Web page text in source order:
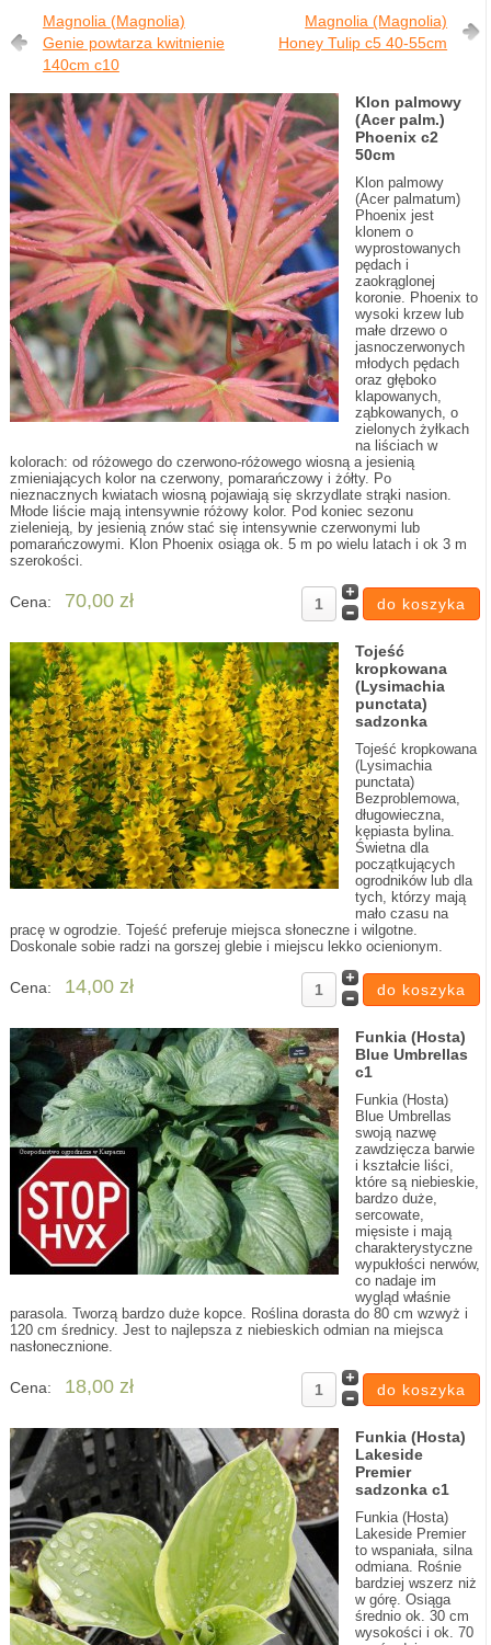
Magnolia (Magnolia)
Genie powtarza kwitnienie
140cm c10
Magnolia (Magnolia)
Honey Tulip c5 40-55cm
Klon palmowy
(Acer palm.)
Phoenix c2
50cm
Klon palmowy
(Acer palmatum)
Phoenix jest
klonem o
wyprostowanych
pędach i
zaokrąglonej
koronie. Phoenix to
wysoki krzew lub
małe drzewo o
jasnoczerwonych
młodych pędach
oraz głęboko
klapowanych,
ząbkowanych, o
zielonych żyłkach
na liściach w
kolorach: od różowego do czerwono-różowego wiosną a jesienią
zmieniających kolor na czerwony, pomarańczowy i żółty. Po
nieznacznych kwiatach wiosną pojawiają się skrzydlate strąki nasion.
Młode liście mają intensywnie różowy kolor. Pod koniec sezonu
zielenieją, by jesienią znów stać się intensywnie czerwonymi lub
pomarańczowymi. Klon Phoenix osiąga ok. 5 m po wielu latach i ok 3 m
szerokości.
Cena: 70,00 zł
Tojeść
kropkowana
(Lysimachia
punctata)
sadzonka
Tojeść kropkowana
(Lysimachia
punctata)
Bezproblemowa,
długowieczna,
kępiasta bylina.
Świetna dla
początkujących
ogrodników lub dla
tych, którzy mają
mało czasu na
pracę w ogrodzie. Tojeść preferuje miejsca słoneczne i wilgotne.
Doskonale sobie radzi na gorszej glebie i miejscu lekko ocienionym.
Cena: 14,00 zł
Funkia (Hosta)
Blue Umbrellas
c1
Funkia (Hosta)
Blue Umbrellas
swoją nazwę
zawdzięcza barwie
i kształcie liści,
które są niebieskie,
bardzo duże,
sercowate,
mięsiste i mają
charakterystyczne
wypukłości nerwów,
co nadaje im
wygląd właśnie
parasola. Tworzą bardzo duże kopce. Roślina dorasta do 80 cm wzwyż i
120 cm średnicy. Jest to najlepsza z niebieskich odmian na miejsca
nasłonecznione.
Cena: 18,00 zł
Funkia (Hosta)
Lakeside
Premier
sadzonka c1
Funkia (Hosta)
Lakeside Premier
to wspaniała, silna
odmiana. Rośnie
bardziej wszerz niż
w górę. Osiąga
średnio ok. 30 cm
wysokości i ok. 70